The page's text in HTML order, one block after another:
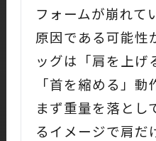
フォームが崩れて
原因である可能性
ッグは「肩を上げ
「首を縮める」動
まず重量を落とし
るイメージで肩だ